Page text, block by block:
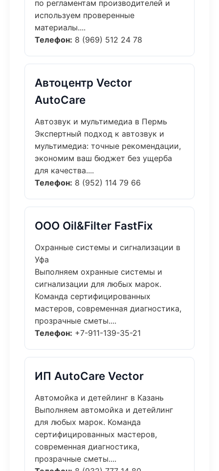
по регламентам производителей и
используем проверенные
материалы....
Телефон: 8 (969) 512 24 78
Автоцентр Vector
AutoCare
Автозвук и мультимедиа в Пермь
Экспертный подход к автозвук и
мультимедиа: точные рекомендации,
экономим ваш бюджет без ущерба
для качества....
Телефон: 8 (952) 114 79 66
ООО Oil&Filter FastFix
Охранные системы и сигнализации в
Уфа
Выполняем охранные системы и
сигнализации для любых марок.
Команда сертифицированных
мастеров, современная диагностика,
прозрачные сметы....
Телефон: +7-911-139-35-21
ИП AutoCare Vector
Автомойка и детейлинг в Казань
Выполняем автомойка и детейлинг
для любых марок. Команда
сертифицированных мастеров,
современная диагностика,
прозрачные сметы....